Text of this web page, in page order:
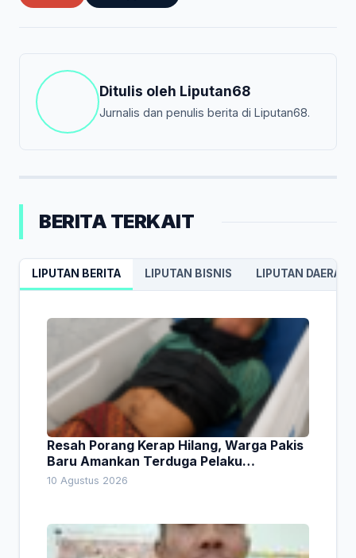
Ditulis oleh Liputan68
Jurnalis dan penulis berita di Liputan68.
BERITA TERKAIT
LIPUTAN BERITA LIPUTAN BISNIS LIPUTAN DAERAH
Resah Porang Kerap Hilang, Warga Pakis
Baru Amankan Terduga Pelaku
Pencurian
10 Agustus 2026